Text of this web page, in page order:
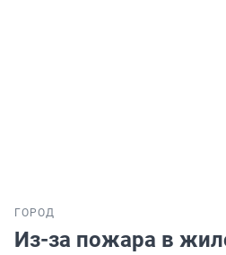
ГОРОД
Из-за пожара в